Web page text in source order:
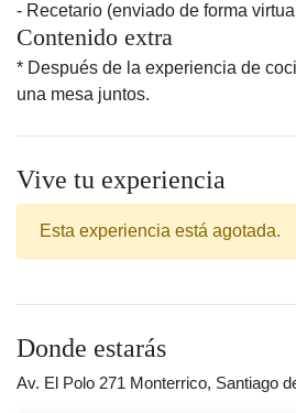
- Recetario (enviado de forma
Contenido extra
* Después de la experiencia de
una mesa juntos.
Vive tu experiencia
Esta experiencia está agotada.
Donde estarás
Av. El Polo 271 Monterrico, Santiago